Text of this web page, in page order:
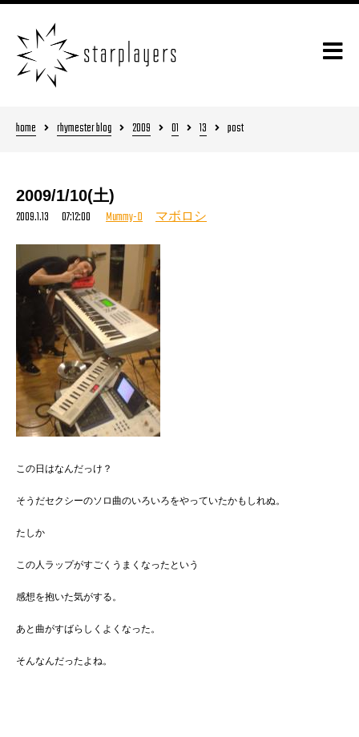
home rhymester blog 2009 01 13 post
2009/1/10(土)
2009.1.13 07:12:00 Mummy-D マボロシ
この日はなんだっけ？
そうだセクシーのソロ曲のいろいろをやっていたかもしれぬ。
たしか
この人ラップがすごくうまくなったという
感想を抱いた気がする。
あと曲がすばらしくよくなった。
そんなんだったよね。